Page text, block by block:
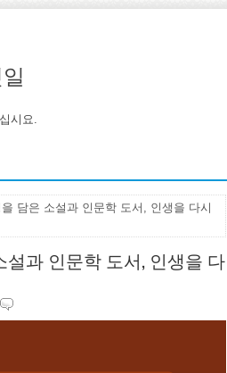
시요.
담은 소설과 인문학 도서, 인생을 다시
과 인문학 도서, 인생을 다